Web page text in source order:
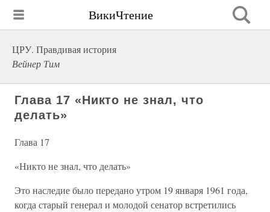
ВикиЧтение
ЦРУ. Правдивая история
Вейнер Тим
Глава 17 «Никто не знал, что
делать»
Глава 17
«Никто не знал, что делать»
Это наследие было передано утром 19 января 1961 года,
когда старый генерал и молодой сенатор встретились